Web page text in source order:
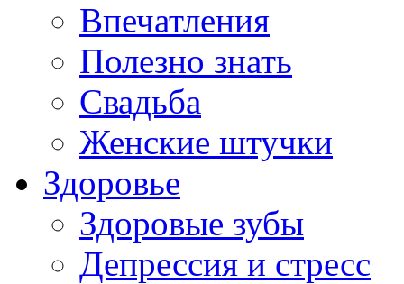
Впечатления
Полезно знать
Свадьба
Женские штучки
Здоровье
Здоровые зубы
Депрессия и стресс